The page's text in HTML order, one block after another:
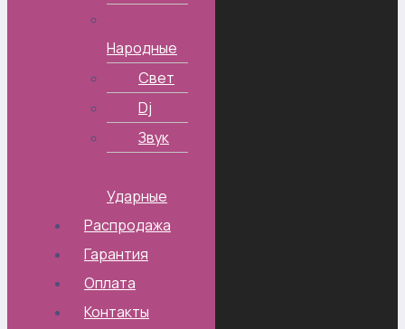
Народные
Свет
Dj
Звук
Ударные
Распродажа
Гарантия
Оплата
Контакты